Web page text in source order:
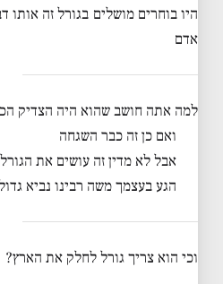
היו בוחרים מושלים בגורל זה אותו
אדם
למה אתה חושב שהוא היה הצדיק
ואם כן זה כבר השגחה
אבל לא מדין זה עושים את
הגע בעצמך משה רבינו נביא
וכי הוא צריך גורל לחלק את הארץ?